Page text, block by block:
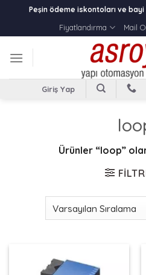
content
Peşin ödeme iskontoları ve bayi
Fiyatlandırma
Mail
Giriş Yap
Ürünler “loop”